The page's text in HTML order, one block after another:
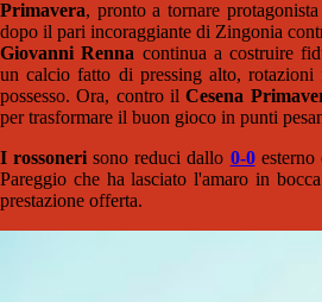
Primavera, pronto a tornare
dopo il pari incoraggiante di Zingonia
Giovanni Renna continua a costruire
un calcio fatto di pressing alto,
possesso. Ora, contro ilCesena
per trasformare il buon gioco in punti
I rossonerisono reduci dallo 0-0esterno
Pareggio che ha lasciato l'amaro in
prestazione offerta.